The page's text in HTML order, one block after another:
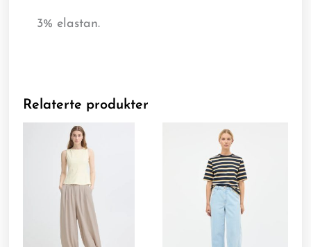
3% elastan.
Relaterte produkter